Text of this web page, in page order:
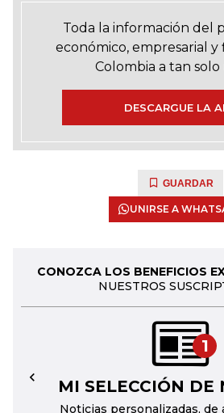
Toda la información del
económico, empresarial y
Colombia a tan
DESCARGUE LA
GUARDAR
UNIRSE A
CONOZCA LOS BENEFICIOS
NUESTROS
1
MI SELECCIÓN DE
Noticias personalizadas, de
←